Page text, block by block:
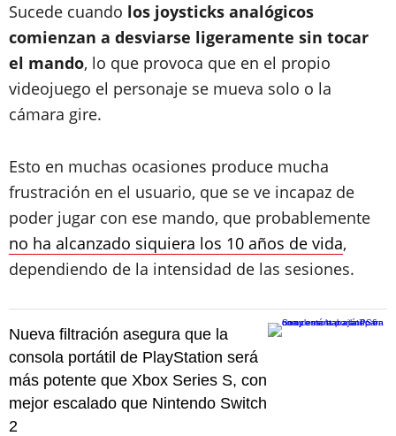
Sucede cuando los joysticks analógicos
comienzan a desviarse ligeramente sin tocar
el mando, lo que provoca que en el propio
videojuego el personaje se mueva solo o la
cámara gire.
Esto en muchas ocasiones produce mucha
frustración en el usuario, que se ve incapaz de
poder jugar con ese mando, que probablemente
no ha alcanzado siquiera los 10 años de vida,
dependiendo de la intensidad de las sesiones.
Nueva filtración asegura que la
consola portátil de PlayStation será
más potente que Xbox Series S, con
mejor escalado que Nintendo Switch
2